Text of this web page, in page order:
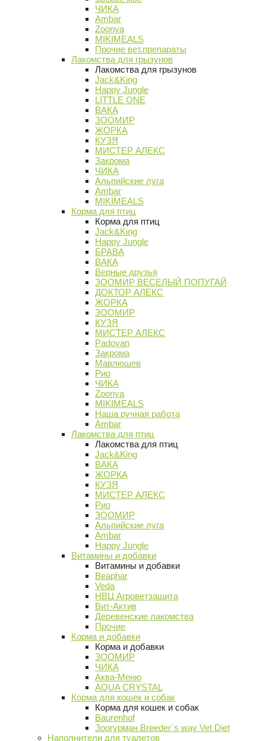
ЧИКА
Ambar
Zoonya
MIKIMEALS
Прочие вет.препараты
Лакомства для грызунов
Лакомства для грызунов
Jack&King
Happy Jungle
LITTLE ONE
ВАКА
ЗООМИР
ЖОРКА
КУЗЯ
МИСТЕР АЛЕКС
Закрома
ЧИКА
Альпийские луга
Ambar
MIKIMEALS
Корма для птиц
Корма для птиц
Jack&King
Happy Jungle
БРАВА
ВАКА
Верные друзья
ЗООМИР ВЕСЕЛЫЙ ПОПУГАЙ
ДОКТОР АЛЕКС
ЖОРКА
ЗООМИР
КУЗЯ
МИСТЕР АЛЕКС
Padovan
Закрома
Мавлюшев
Рио
ЧИКА
Zoonya
MIKIMEALS
Наша ручная работа
Ambar
Лакомства для птиц
Лакомства для птиц
Jack&King
ВАКА
ЖОРКА
КУЗЯ
МИСТЕР АЛЕКС
Рио
ЗООМИР
Альпийские луга
Ambar
Happy Jungle
Витамины и добавки
Витамины и добавки
Beaphar
Veda
НВЦ Агроветзащита
Вит-Актив
Деревенские лакомства
Прочие
Корма и добавки
Корма и добавки
ЗООМИР
ЧИКА
Аква-Меню
AQUA CRYSTAL
Корма для кошек и собак
Корма для кошек и собак
Baurenhof
Зоогурман Breeder`s way Vet Diet
Наполнители для туалетов